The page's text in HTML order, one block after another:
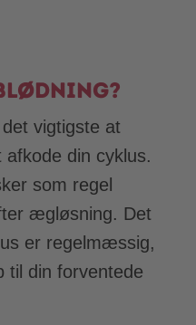
vigtigste at
din cyklus.
som regel
ægløsning. Det
er regelmæssig,
til din forventede